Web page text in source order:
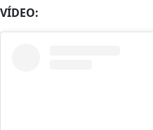
VÍDEO: